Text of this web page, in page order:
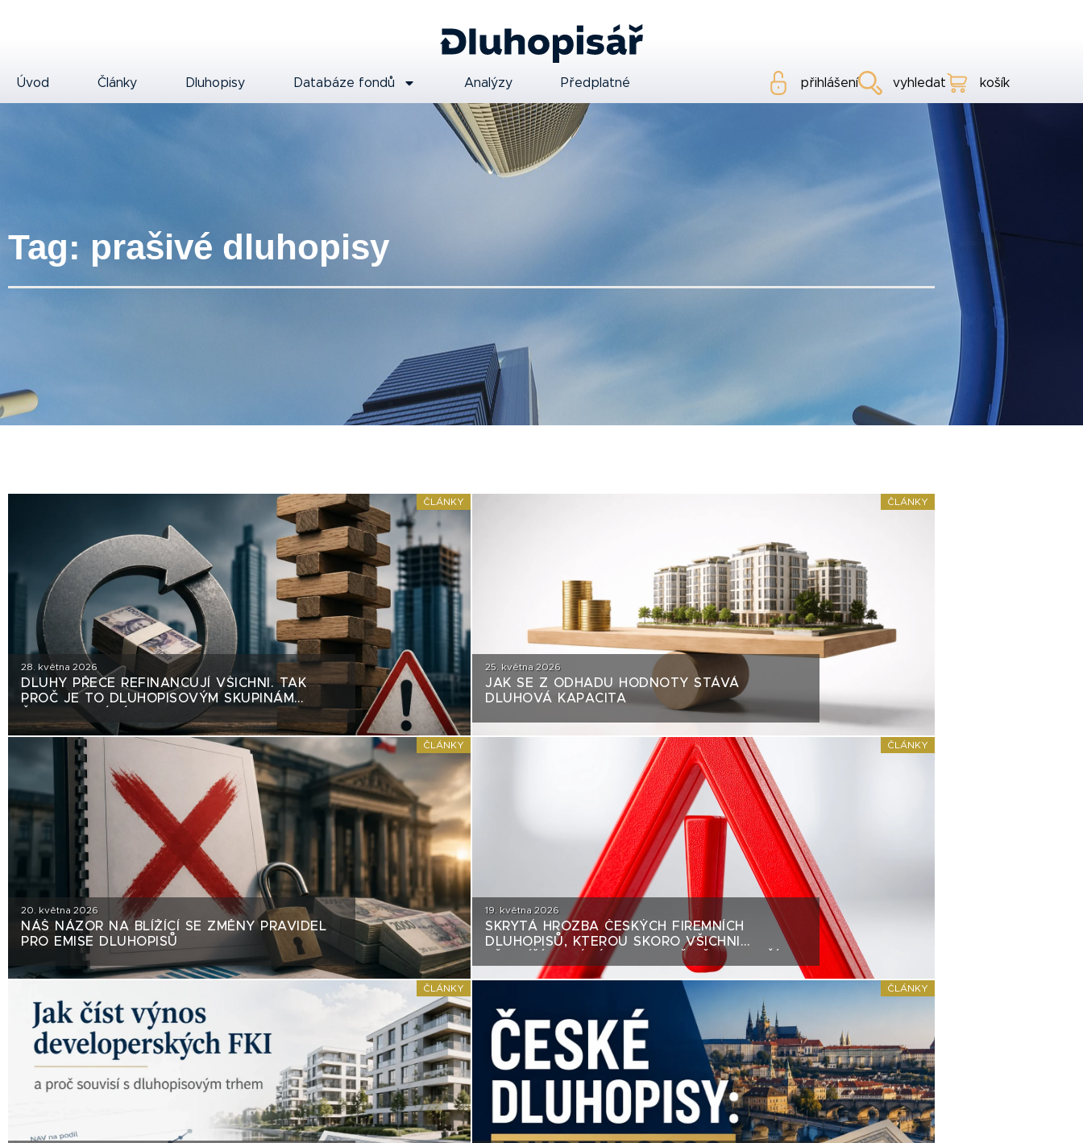
Úvod Články Dluhopisy Databáze fondů Analýzy Předplatné přihlášení vyhledat košík
Tag: prašivé dluhopisy
ČLÁNKY
28. května 2026
DLUHY PŘECE REFINANCUJÍ VŠICHNI. TAK
PROČ JE TO DLUHOPISOVÝM SKUPINÁM
ČLÁNKY
25. května 2026
JAK SE Z ODHADU HODNOTY STÁVÁ
DLUHOVÁ KAPACITA
ČLÁNKY
20. května 2026
NÁŠ NÁZOR NA BLÍŽÍCÍ SE ZMĚNY PRAVIDEL
PRO EMISE DLUHOPISŮ
ČLÁNKY
19. května 2026
SKRYTÁ HROZBA ČESKÝCH FIREMNÍCH
DLUHOPISŮ, KTEROU SKORO VŠICHNI
PŘEHLÍŽÍ. A TÝKÁ SE HLAVNĚ TĚCH „HEZČÍCH“
ČLÁNKY ČLÁNKY